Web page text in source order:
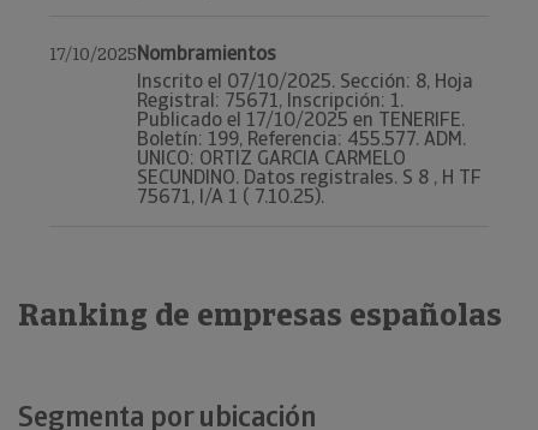
17/10/2025Nombramientos
Inscrito el 07/10/2025. Sección: 8, Hoja
Registral: 75671, Inscripción: 1.
Publicado el 17/10/2025 en TENERIFE.
Boletín: 199, Referencia: 455.577. ADM.
UNICO: ORTIZ GARCIA CARMELO
SECUNDINO. Datos registrales. S 8 , H TF
75671, I/A 1 ( 7.10.25).
Ranking de empresas españolas
Segmenta por ubicación